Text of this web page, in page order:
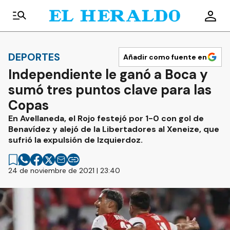
DEPORTES Añadir como fuente en
Independiente le ganó a Boca y
sumó tres puntos clave para las
Copas
En Avellaneda, el Rojo festejó por 1-0 con gol de
Benavídez y alejó de la Libertadores al Xeneize, que
sufrió la expulsión de Izquierdoz.
24 de noviembre de 2021 | 23:40